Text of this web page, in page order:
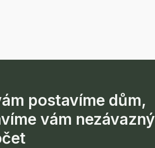
postavíme dům,
vám nezávazný